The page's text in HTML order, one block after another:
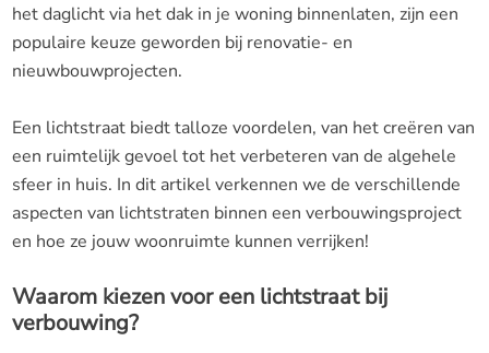
het daglicht via het dak in je woning binnenlaten, zijn een
populaire keuze geworden bij renovatie- en
nieuwbouwprojecten.
Een lichtstraat biedt talloze voordelen, van het creëren van
een ruimtelijk gevoel tot het verbeteren van de algehele
sfeer in huis. In dit artikel verkennen we de verschillende
aspecten van lichtstraten binnen een verbouwingsproject
en hoe ze jouw woonruimte kunnen verrijken!
Waarom kiezen voor een lichtstraat bij
verbouwing?